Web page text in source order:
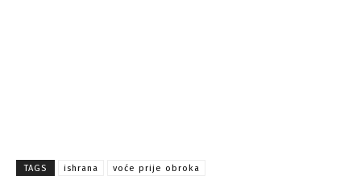
TAGS ishrana voće prije obroka